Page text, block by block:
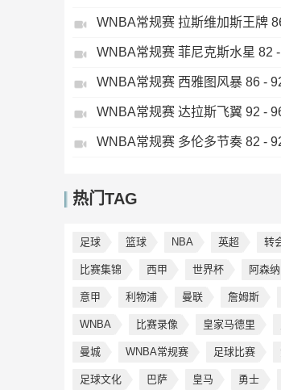
热门TAG
足球 篮球 NBA 英超 转
比赛集锦 西甲 世界杯 阿森纳
意甲 利物浦 曼联 詹姆斯
WNBA 比赛录像 皇家马德里
曼城 WNBA常规赛 足球比赛
足球文化 巴萨 皇马 勇士